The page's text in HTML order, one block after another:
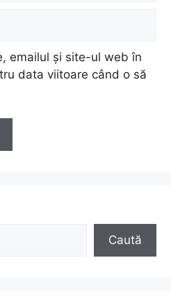
emailul și site-ul web în
data viitoare când o să
Caută